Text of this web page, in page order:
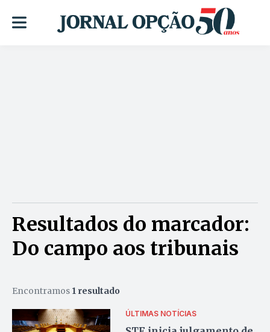
Resultados do marcador:
Do campo aos tribunais
Encontramos 1 resultado
ÚLTIMAS NOTÍCIAS